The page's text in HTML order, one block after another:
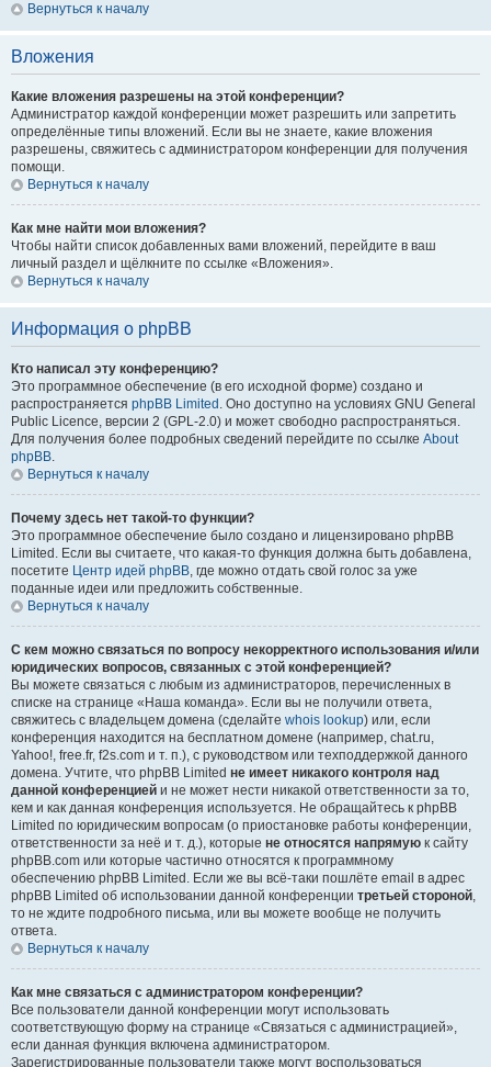
Вернуться к началу
Вложения
Какие вложения разрешены на этой конференции?
Администратор каждой конференции может разрешить или запретить
определённые типы вложений. Если вы не знаете, какие вложения
разрешены, свяжитесь с администратором конференции для получения
помощи.
Вернуться к началу
Как мне найти мои вложения?
Чтобы найти список добавленных вами вложений, перейдите в ваш
личный раздел и щёлкните по ссылке «Вложения».
Вернуться к началу
Информация о phpBB
Кто написал эту конференцию?
Это программное обеспечение (в его исходной форме) создано и
распространяется phpBB Limited . Оно доступно на условиях GNU General
Public Licence, версии 2 (GPL-2.0) и может свободно распространяться.
Для получения более подробных сведений перейдите по ссылке About
phpBB.
Вернуться к началу
Почему здесь нет такой-то функции?
Это программное обеспечение было создано и лицензировано phpBB
Limited. Если вы считаете, что какая-то функция должна быть добавлена,
посетите Центр идей phpBB, где можно отдать свой голос за уже
поданные идеи или предложить собственные.
Вернуться к началу
С кем можно связаться по вопросу некорректного использования и/или
юридических вопросов, связанных с этой конференцией?
Вы можете связаться с любым из администраторов, перечисленных в
списке на странице «Наша команда». Если вы не получили ответа,
свяжитесь с владельцем домена (сделайте whois lookup) или, если
конференция находится на бесплатном домене (например, chat.ru,
Yahoo!, free.fr, f2s.com и т. п.), с руководством или техподдержкой данного
домена. Учтите, что phpBB Limited не имеет никакого контроля над
данной конференцией и не может нести никакой ответственности за то,
кем и как данная конференция используется. Не обращайтесь к phpBB
Limited по юридическим вопросам (о приостановке работы конференции,
ответственности за неё и т. д.), которые не относятся напрямую к сайту
phpBB.com или которые частично относятся к программному
обеспечению phpBB Limited. Если же вы всё-таки пошлёте email в адрес
phpBB Limited об использовании данной конференции третьей стороной,
то не ждите подробного письма, или вы можете вообще не получить
ответа.
Вернуться к началу
Как мне связаться с администратором конференции?
Все пользователи данной конференции могут использовать
соответствующую форму на странице «Связаться с администрацией»,
если данная функция включена администратором.
Зарегистрированные пользователи также могут воспользоваться